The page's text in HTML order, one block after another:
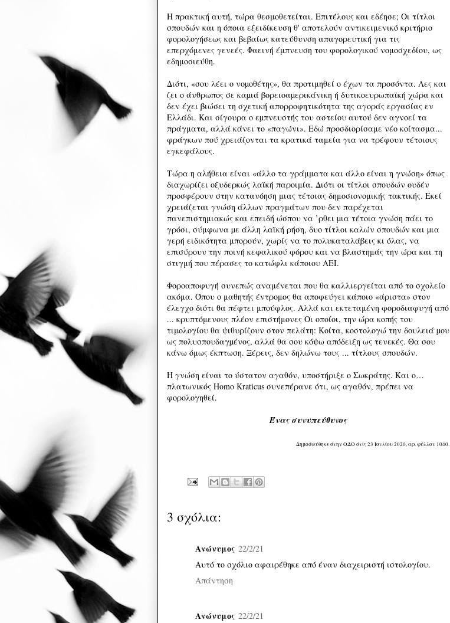
Η πρακτική αυτή, τώρα θεσμοθετείται. Επιτέλους και εδέησε; Οι τίτλοι
σπουδών και η όποια εξειδίκευση θ' αποτελούν αντικειμενικό κριτήριο
φορολογήσεως και βεβαίως κατεύθυνση απαγορευτική για τις
επερχόμενες γενεές. Φαεινή έμπνευση του φορολογικού νομοσχεδίου, ως
εδημοσιεύθη.
Διότι, «σου λέει ο νοµοθέτης», θα προτιμηθεί ο έχων τα προσόντα. Λες και
ζει ο άνθρωπος σε καµιά βορειοαµερικάνικη ή δυτικοευρωπαϊκή χώρα και
δεν έχει βιώσει τη σχετική απορροφητικότητα της αγοράς εργασίας εν
Ελλάδι. Και σίγουρα ο εµπνευστής του αστείου αυτού δεν αγνοεί τα
πράγματα, αλλά κάνει το «παγώνι». Εδώ προσδιορίσαμε νέο κοίτασμα...
φράγκων πού χρειάζονται τα κρατικά ταμεία για να τρέφουν τέτοιους
εγκεφάλους.
Τώρα η αλήθεια είναι «άλλο τα γράμματα και άλλο είναι η γνώση» όπως
διαχωρίζει οξυδερκώς λαϊκή παροιμία. Διότι οι τίτλοι σπουδών ουδέν
προσφέρουν στην κατανόηση μιας τέτοιας δημοσιονομικής τακτικής. Εκεί
χρειάζεται γνώση άλλων πραγμάτων που δεν παρέχεται
πανεπιστημιακώς και επειδή ώσπου να ’ρθει µια τέτοια γνώση πάει το
γρόσι, σύμφωνα µε άλλη λαϊκή ρήση, δυο τίτλοι καλών σπουδών και µια
γερή ειδικότητα μπορούν, χωρίς να το πολυκαταλάβεις κι όλας, να
επισύρουν την ποινή κεφαλικού φόρου και να βλαστημάς την ώρα και τη
στιγμή που πέρασες το κατώφλι κάποιου ΑΕΙ.
Φοροαποφυγή συνεπώς αναμένεται που θα καλλιεργείται από το σχολείο
ακόμα. Όπου ο μαθητής έντρομος θα αποφεύγει κάποιο «άριστα» στον
έλεγχο διότι θα πέφτει μπούφλος. Αλλά και εκτεταμένη φοροδιαφυγή από
... κρυπτόμενους πλέον επιστήμονες Οι οποίοι, την ώρα κοπής του
τιμολογίου θα ψιθυρίζουν στον πελάτη: Κοίτα, κοστολογώ την δουλειά µου
ως πολυσπουδαγµένος, αλλά θα σου κόψω απόδειξη ως τενεκές. Θα σου
κάνω όμως έκπτωση. Ξέρεις, δεν δηλώνω τους ... τίτλους σπουδών.
Η γνώση είναι το ύστατον αγαθόν, υποστήριξε ο Σωκράτης. Και ο…
πλατωνικός Homo Kraticus συνεπέρανε ότι, ως αγαθόν, πρέπει να
φορολογηθεί.
Ένας συνυπεύθυνος
Δημοσιεύθηκε στην ΟΔΟ στις 23 Ιουλίου 2020, αρ. φύλλου 1040.
3 σχόλια:
Ανώνυμος 22/2/21
Αυτό το σχόλιο αφαιρέθηκε από έναν διαχειριστή ιστολογίου.
Απάντηση
Ανώνυμος 22/2/21